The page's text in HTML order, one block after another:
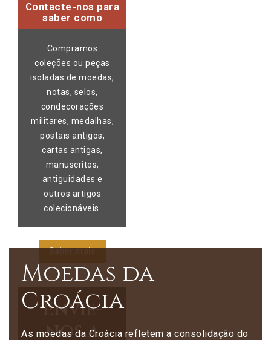
Contacte-nos para
saber como
Compramos
coleções ou peças
isoladas de moedas,
notas, selos,
condecorações
militares, medalhas,
postais antigos,
cartas antigas,
manuscritos,
antiguidades e
outros artigos
colecionáveis.
Saber mais
Envie-
nos a
Moedas da
Croácia
As moedas da Croácia refletem a consolidação do